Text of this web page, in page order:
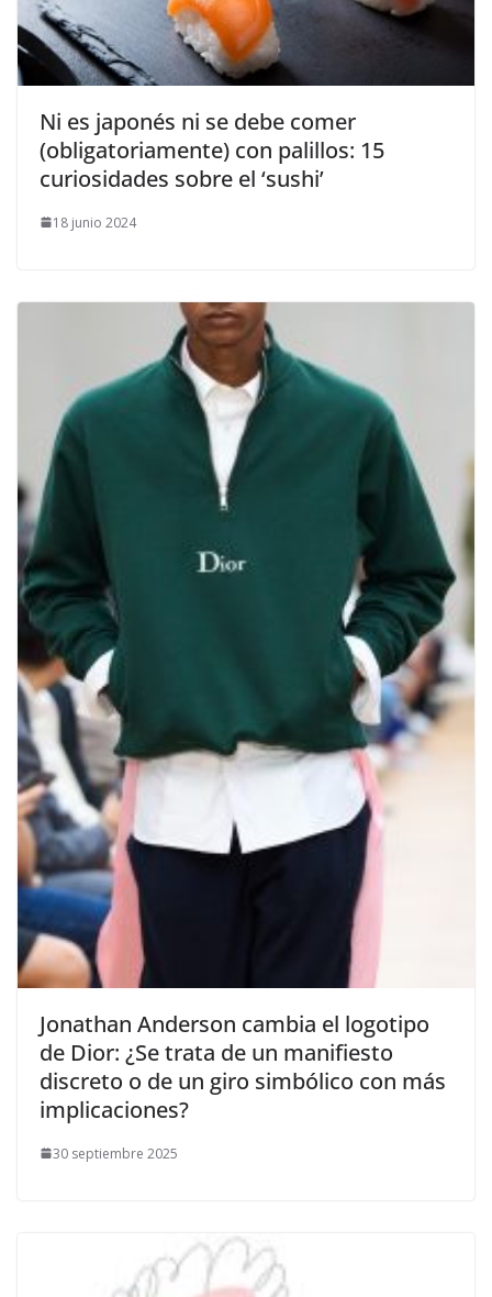
​Ni es japonés ni se debe comer
(obligatoriamente) con palillos: 15
curiosidades sobre el ‘sushi’
18 junio 2024
​Jonathan Anderson cambia el logotipo
de Dior: ¿Se trata de un manifiesto
discreto o de un giro simbólico con más
implicaciones?
30 septiembre 2025